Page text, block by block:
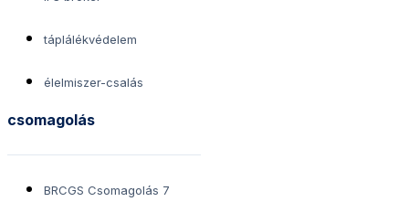
táplálékvédelem
élelmiszer-csalás
csomagolás
BRCGS Csomagolás 7